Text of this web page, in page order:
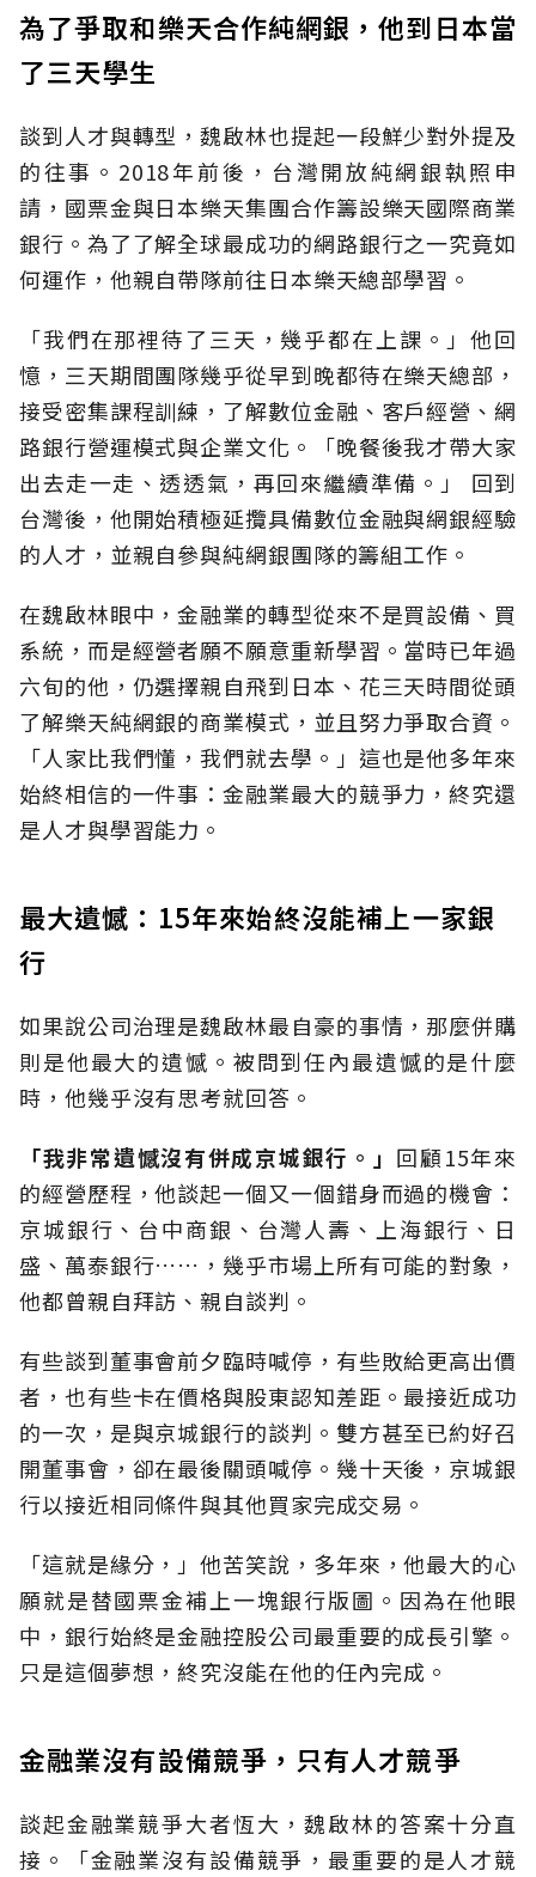
為了爭取和樂天合作純網銀，他到日本當
了三天學生
談到人才與轉型，魏啟林也提起一段鮮少對外提及
的往事。2018年前後，台灣開放純網銀執照申
請，國票金與日本樂天集團合作籌設樂天國際商業
銀行。為了了解全球最成功的網路銀行之一究竟如
何運作，他親自帶隊前往日本樂天總部學習。
「我們在那裡待了三天，幾乎都在上課。」他回
憶，三天期間團隊幾乎從早到晚都待在樂天總部，
接受密集課程訓練，了解數位金融、客戶經營、網
路銀行營運模式與企業文化。「晚餐後我才帶大家
出去走一走、透透氣，再回來繼續準備。」 回到
台灣後，他開始積極延攬具備數位金融與網銀經驗
的人才，並親自參與純網銀團隊的籌組工作。
在魏啟林眼中，金融業的轉型從來不是買設備、買
系統，而是經營者願不願意重新學習。當時已年過
六旬的他，仍選擇親自飛到日本、花三天時間從頭
了解樂天純網銀的商業模式，並且努力爭取合資。
「人家比我們懂，我們就去學。」這也是他多年來
始終相信的一件事：金融業最大的競爭力，終究還
是人才與學習能力。
最大遺憾：15年來始終沒能補上一家銀
行
如果說公司治理是魏啟林最自豪的事情，那麼併購
則是他最大的遺憾。被問到任內最遺憾的是什麼
時，他幾乎沒有思考就回答。
「我非常遺憾沒有併成京城銀行。」 回顧15年來
的經營歷程，他談起一個又一個錯身而過的機會：
京城銀行、台中商銀、台灣人壽、上海銀行、日
盛、萬泰銀行……，幾乎市場上所有可能的對象，
他都曾親自拜訪、親自談判。
有些談到董事會前夕臨時喊停，有些敗給更高出價
者，也有些卡在價格與股東認知差距。最接近成功
的一次，是與京城銀行的談判。雙方甚至已約好召
開董事會，卻在最後關頭喊停。幾十天後，京城銀
行以接近相同條件與其他買家完成交易。
「這就是緣分，」他苦笑說，多年來，他最大的心
願就是替國票金補上一塊銀行版圖。因為在他眼
中，銀行始終是金融控股公司最重要的成長引擎。
只是這個夢想，終究沒能在他的任內完成。
金融業沒有設備競爭，只有人才競爭
談起金融業競爭大者恆大，魏啟林的答案十分直
接。「金融業沒有設備競爭，最重要的是人才競